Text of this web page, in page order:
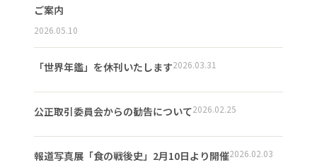
ご案内
2026.05.10
「世界年鑑」を休刊いたします2026.03.31
公正取引委員会からの勧告について2026.02.25
報道写真展「食の戦後史」2月10日より開催2026.02.03